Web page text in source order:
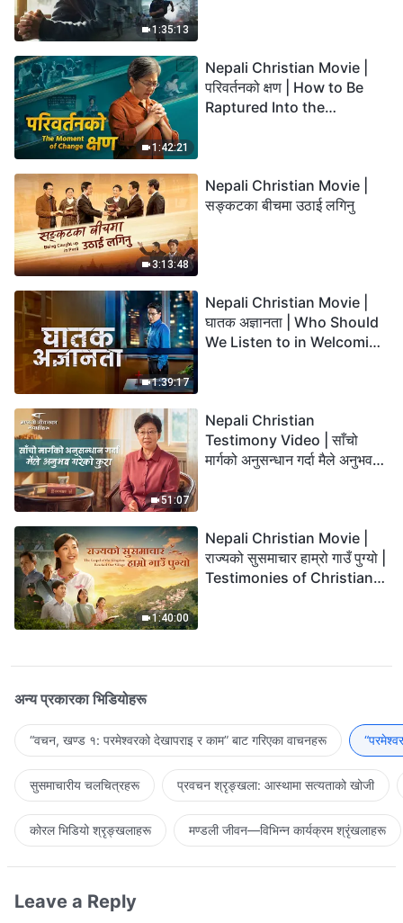
1:35:13
1:42:21
Nepali Christian Movie |
परिवर्तनको क्षण | How to Be
Raptured Into the
3:13:48
Nepali Christian Movie |
सङ्कटका बीचमा उठाई लगिनु
1:39:17
Nepali Christian Movie |
घातक अज्ञानता | Who Should
We Listen to in Welcoming
51:07
Nepali Christian
Testimony Video | साँचो
मार्गको अनुसन्धान गर्दा मैले अनुभव
1:40:00
Nepali Christian Movie |
राज्यको सुसमाचार हाम्रो गाउँ पुग्यो |
Testimonies of Christians
अन्य प्रकारका भिडियोहरू
“वचन, खण्ड १: परमेश्‍वरको देखापराइ र काम” बाट गरिएका वाचनहरू
सुसमाचारीय चलचित्रहरू प्रवचन श्रृङ्खला: आस्थामा सत्यताको खोजी
कोरल भिडियो श्रृङ्खलाहरू मण्डली जीवन—विभिन्‍न कार्यक्रम श्रृंखलाहरू
Leave a Reply